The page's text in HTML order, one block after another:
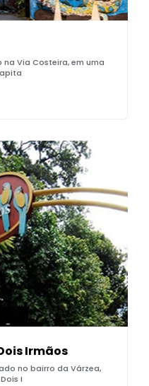
Via Costeira, em uma
Irmãos
no bairro da Várzea,
I